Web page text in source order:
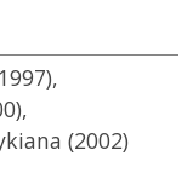
(2002)